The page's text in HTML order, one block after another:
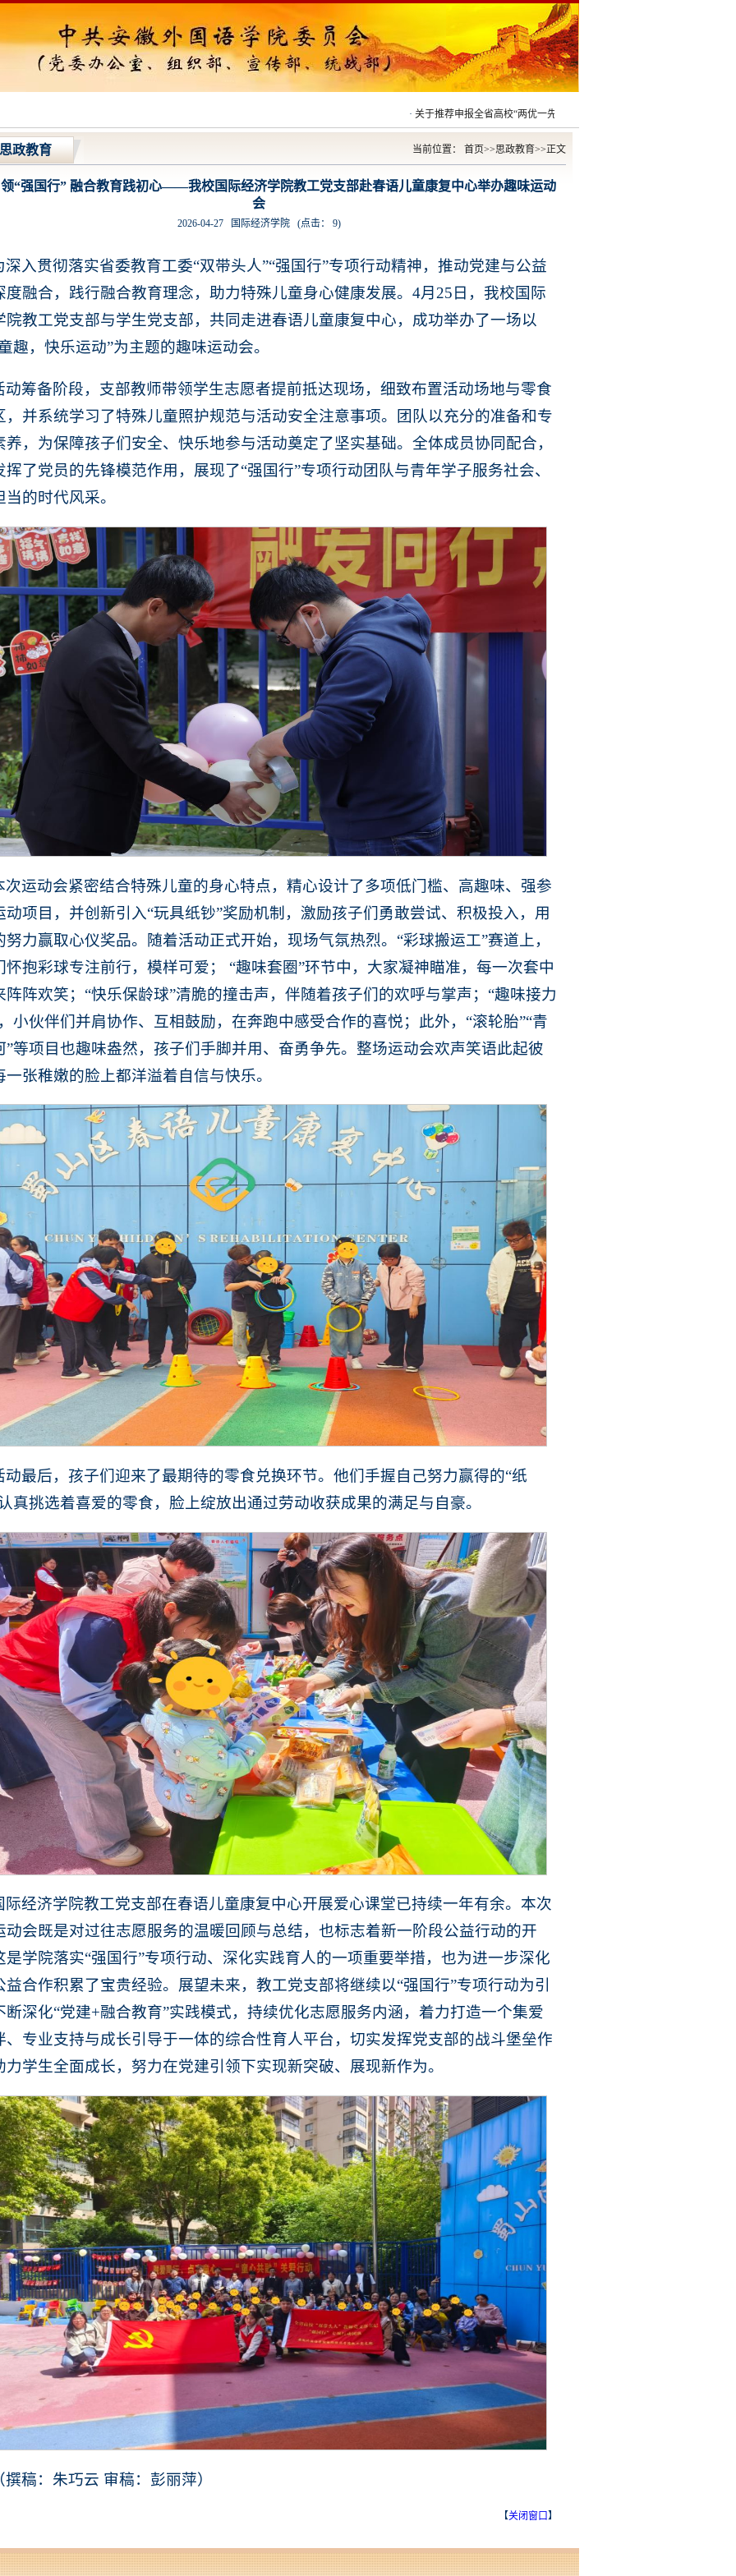
关于推荐申报全省高校“两优一先”对象的公示
思政教育 当前位置： 首页>>思政教育>>正文
“强国行” 融合教育践初心——我校国际经济学院教工党支部赴​春语儿童康复中心举办趣味运动
会
2026-04-27 国际经济学院 (点击： 9)
深入贯彻落实省委教育工委“双带头人”“强国行”专项行动精神，推动党建与公益
度融合，践行融合教育理念，助力特殊儿童身心健康发展。4月25日，我校国际
院教工党支部与学生党支部，共同走进春语儿童康复中心，成功举办了一场以
趣，快乐运动”为主题的趣味运动会。
动筹备阶段，支部教师带领学生志愿者提前抵达现场，细致布置活动场地与零食
，并系统学习了特殊儿童照护规范与活动安全注意事项。团队以充分的准备和专
养，为保障孩子们安全、快乐地参与活动奠定了坚实基础。全体成员协同配合，
挥了党员的先锋模范作用，展现了“强国行”专项行动团队与青年学子服务社会、
当的时代风采。
次运动会紧密结合特殊儿童的身心特点，精心设计了多项低门槛、高趣味、强参
动项目，并创新引入“玩具纸钞”奖励机制，激励孩子们勇敢尝试、积极投入，用
努力赢取心仪奖品。随着活动正式开始，现场气氛热烈。“彩球搬运工”赛道上，
怀抱彩球专注前行，模样可爱； “趣味套圈”环节中，大家凝神瞄准，每一次套中
阵阵欢笑；“快乐保龄球”清脆的撞击声，伴随着孩子们的欢呼与掌声；“趣味接力
小伙伴们并肩协作、互相鼓励，在奔跑中感受合作的喜悦；此外，“滚轮胎”“青
”等项目也趣味盎然，孩子们手脚并用、奋勇争先。整场运动会欢声笑语此起彼
一张稚嫩的脸上都洋溢着自信与快乐。
动最后，孩子们迎来了最期待的零食兑换环节。他们手握自己努力赢得的“纸
真挑选着喜爱的零食，脸上绽放出通过劳动收获成果的满足与自豪。
际经济学院教工党支部在春语儿童康复中心开展爱心课堂已持续一年有余。本次
动会既是对过往志愿服务的温暖回顾与总结，也标志着新一阶段公益行动的开
是学院落实“强国行”专项行动、深化实践育人的一项重要举措，也为进一步深化
益合作积累了宝贵经验。展望未来，教工党支部将继续以“强国行”专项行动为引
断深化“党建+融合教育”实践模式，持续优化志愿服务内涵，着力打造一个集爱
、专业支持与成长引导于一体的综合性育人平台，切实发挥党支部的战斗堡垒作
力学生全面成长，努力在党建引领下实现新突破、展现新作为。
撰稿：朱巧云 审稿：彭丽萍）
【关闭窗口】